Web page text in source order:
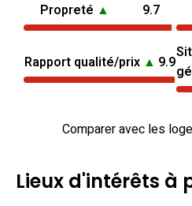
Propreté ▲ 9.7
Rapport qualité/prix ▲ 9.9
Comparer avec les
Lieux d'intérêts à